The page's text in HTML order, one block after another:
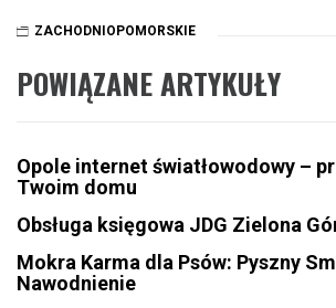
ZACHODNIOPOMORSKIE
POWIĄZANE ARTYKUŁY
Opole internet światłowodowy –
Twoim domu
Obsługa księgowa JDG Zielona
Mokra Karma dla Psów: Pyszny
Nawodnienie